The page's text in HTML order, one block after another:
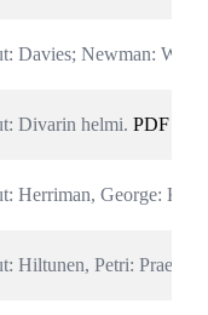
Davies; Newman:
Divarin helmi. PDF
Herriman, George:
Hiltunen, Petri: